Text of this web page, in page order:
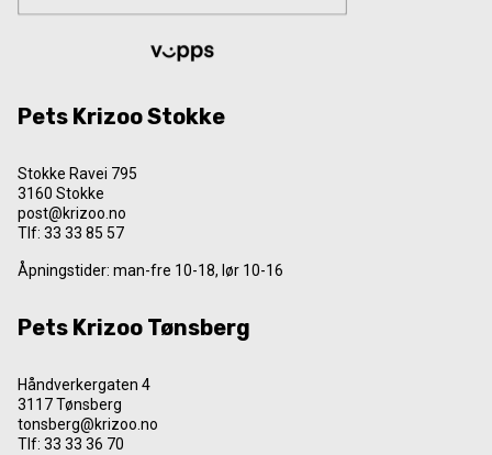
Pets Krizoo Stokke
Stokke Ravei 795
3160 Stokke
post@krizoo.no
Tlf: 33 33 85 57
Åpningstider: man-fre 10-18, lør 10-16
Pets Krizoo Tønsberg
Håndverkergaten 4
3117 Tønsberg
tonsberg@krizoo.no
Tlf: 33 33 36 70